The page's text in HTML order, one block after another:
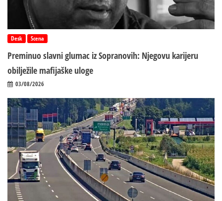
Desk Scena
Preminuo slavni glumac iz Sopranovih: Njegovu karijeru
obilježile mafijaške uloge
03/08/2026